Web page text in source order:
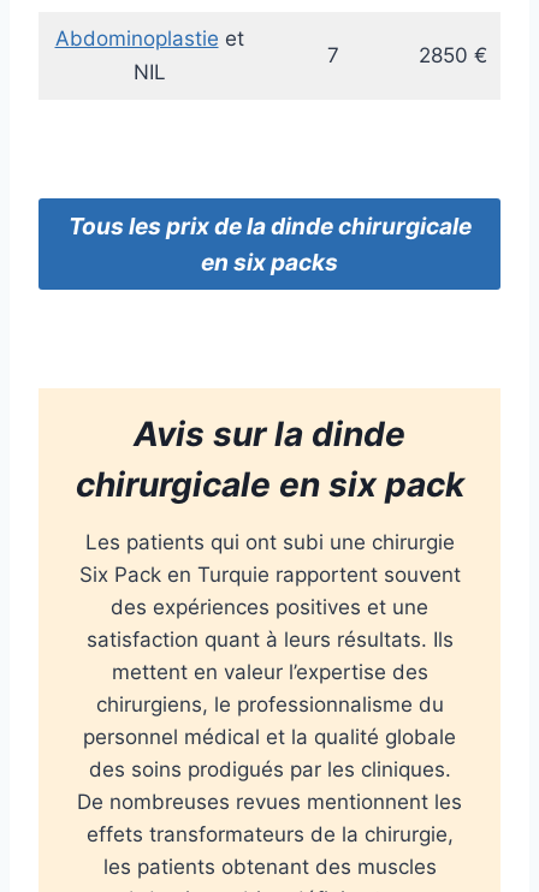
Abdominoplastie et
NIL
7 2850 €
Tous les prixde la dindechirurgicale
en six packs
Avis sur la dinde
chirurgicale en six pack
Les patients qui ont subi une chirurgie
Six Pack en Turquie rapportent souvent
des expériences positives et une
satisfaction quant à leurs résultats. Ils
mettent en valeur l’expertise des
chirurgiens, le professionnalisme du
personnel médical et la qualité globale
des soins prodigués par les cliniques.
De nombreuses revues mentionnent les
effets transformateurs de la chirurgie,
les patients obtenant des muscles